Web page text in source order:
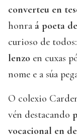
converteu en
honra á poeta
curioso de todos:
lenzo en cuxas
nome e a súa
O colexio
vén destacando
vocacional en